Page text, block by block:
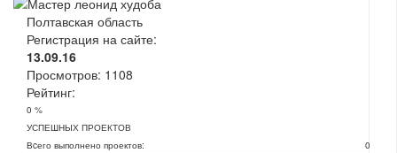
Полтавская область
Регистрация на сайте:
13.09.16
Просмотров: 1108
Рейтинг:
0 %
УСПЕШНЫХ ПРОЕКТОВ
Вcего выполнено проектов:
0